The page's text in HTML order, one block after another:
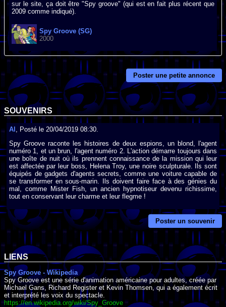
sur le site, ça doit être "Spy groove" (qui est en fait plus récent que
2009 comme indiqué).
Spy Groove (SG)
2000
Poster une petite annonce
SOUVENIRS
Al , Posté le 20/04/2019 08:30.
Spy Groove raconte les histoires de deux espions, un blond, l'agent
numéro 1, et un brun, l'agent numéro 2. L'action démarre toujours dans
une boîte de nuit où ils prennent connaissance de la mission qui leur
est affectée par leur boss, Helena Troy, une noire sculpturale. Ils sont
équipés de gadgets d'agents secrets, comme une voiture capable de
se transformer en sous-marin. Ils doivent faire face à des génies du
mal, comme Mister Fish, un ancien hypnotiseur devenu richissime,
tout en conservant leur charme et leur flegme !
Poster un souvenir
LIENS
Spy Groove - Wikipedia
Spy Groove est une série d'animation américaine pour adultes, créée par
Michael Gans, Richard Register et Kevin Thomsen, qui a également écrit
et interprété les voix du spectacle.
https://en.wikipedia.org/wiki/Spy_Groove